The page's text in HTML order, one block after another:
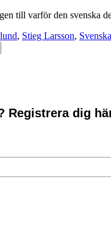
till varför den svenska
, Stieg Larsson,
Registrera dig